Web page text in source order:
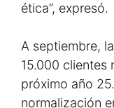
ética”, expresó.
A septiembre,
15.000 clientes
próximo año
normalización